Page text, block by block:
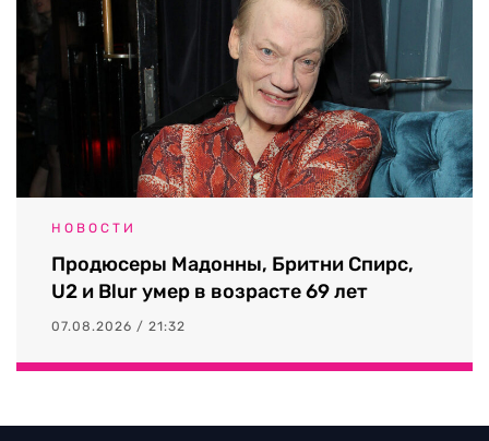
НОВОСТИ
Продюсеры Мадонны, Бритни Спирс,
U2 и Blur умер в возрасте 69 лет
07.08.2026 / 21:32